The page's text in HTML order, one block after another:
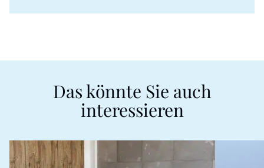
Das könnte Sie auch
interessieren